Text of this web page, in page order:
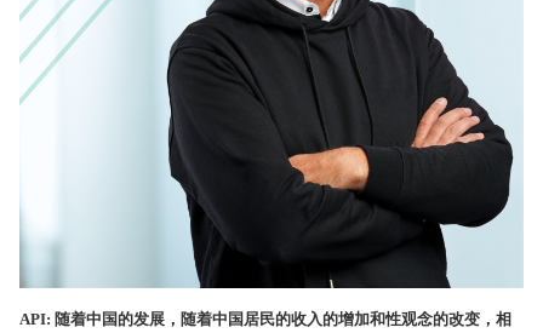
API: 随着中国的发展，随着中国居民的收入的增加和性观念的改变，相